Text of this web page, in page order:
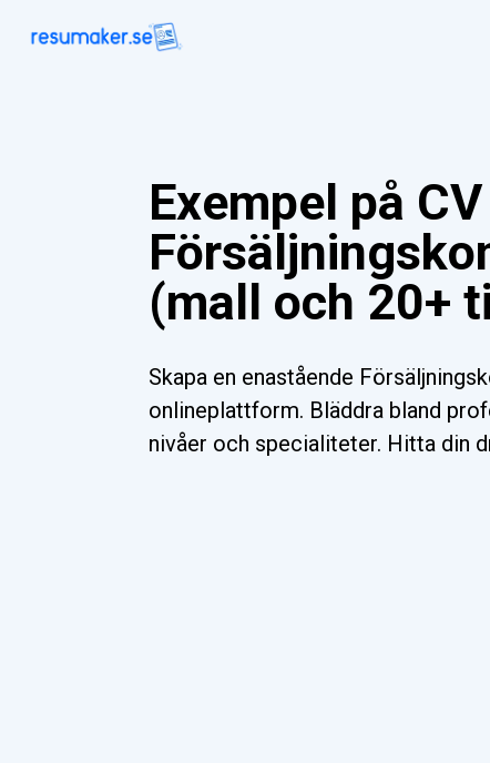
Exempel på
(mall och 20+
Skapa en enastående
onlineplattform. Bläddra bland
nivåer och specialiteter. Hitta din